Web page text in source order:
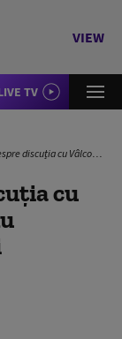
VIEW
TV
Au încercat să ne pună unii împotriva altora
cu